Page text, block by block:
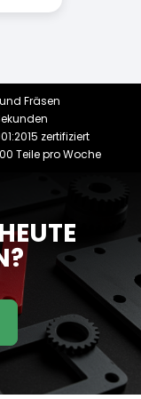
Fräsen
zertifiziert
Teile pro Woche